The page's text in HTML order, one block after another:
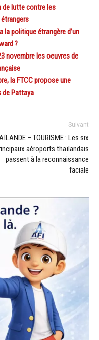
de lutte contre les
la politique étrangère d’un
?
novembre les oeuvres de
la FTCC propose une
de Pattaya
Suivant
– TOURISME : Les six
aéroports thaïlandais
passent à la reconnaissance
faciale